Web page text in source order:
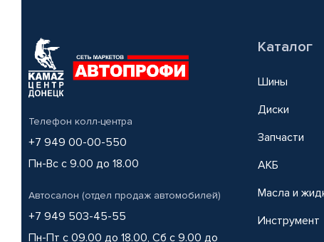
Телефон колл-центра
+7 949 00-00-550
Пн-Вс с 9.00 до 18.00
Автосалон (отдел продаж автомобилей)
+7 949 503-45-55
Пн-Пт с 09.00 до 18.00, Сб с 9.00 до
Каталог
Шины
Диски
Запчасти
АКБ
Масла и
Инструмент